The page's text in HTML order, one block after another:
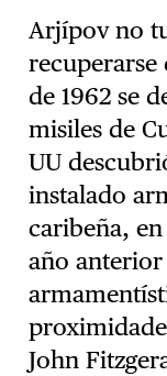
Arjípov no
recuperarse
de 1962 se
misiles de
UU
instalado
caribeña,
año anterior
John